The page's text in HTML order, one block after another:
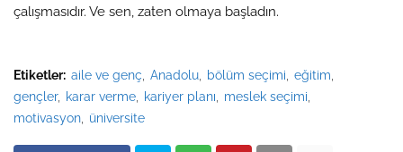
çalışmasıdır. Ve sen, zaten olmaya başladın.
Etiketler: aile ve genç Anadolu bölüm seçimi
eğitim
gençler
karar verme kariyer planı
meslek seçimi
motivasyon
üniversite